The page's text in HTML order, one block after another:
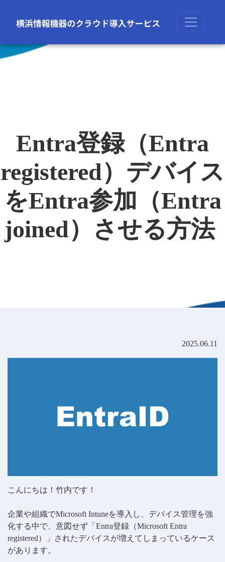
Entra登録（Entra
registered）デバイス
をEntra参加（Entra
joined）させる方法
2025.06.11
こんにちは！竹内です！
企業や組織でMicrosoft Intuneを導入し、デバイス管理を強
化する中で、意図せず「Entra登録（Microsoft Entra
registered）」されたデバイスが増えてしまっているケース
があります。